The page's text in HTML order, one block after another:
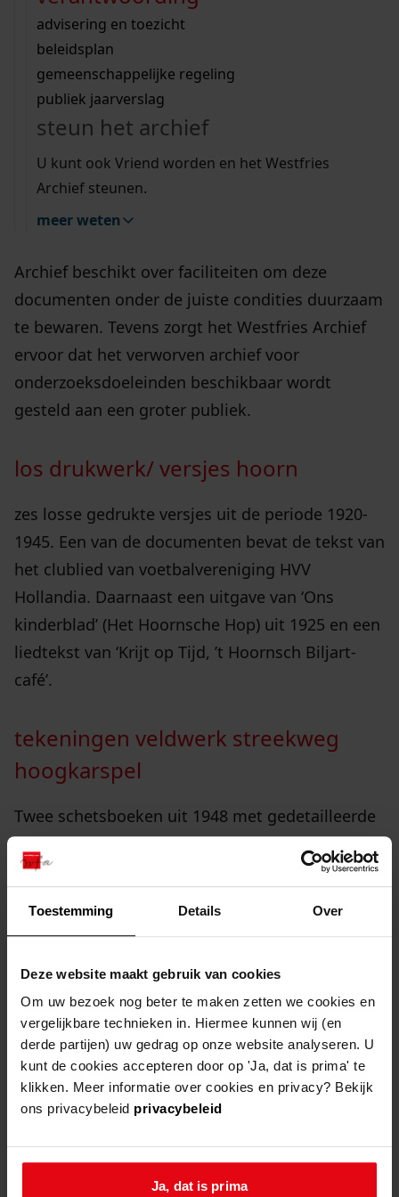
Toestemming Details Over
Deze website maakt gebruik van cookies
Om uw bezoek nog beter te maken zetten we cookies en
vergelijkbare technieken in. Hiermee kunnen wij (en
derde partijen) uw gedrag op onze website analyseren. U
kunt de cookies accepteren door op 'Ja, dat is prima' te
klikken. Meer informatie over cookies en privacy? Bekijk
ons privacybeleid privacybeleid
Ja, dat is prima
bouwvergunningen
omgevingsvergunningen
vergunningen
beeld en geluid
uitleg nodig?
Wij helpen u op weg met een aantal zoektips.
bekijk alle zoektips
Wij helpen u op weg met een aantal zoektips.
bekijk alle zoektips
bekijk ons geschiedenislokaal
advisering en toezicht
beleidsplan
gemeenschappelijke regeling
publiek jaarverslag
steun het archief
U kunt ook Vriend worden en het Westfries
Archief steunen.
meer weten
Het Westfries Archief krijgt regelmatig
schenkingen aangeboden. Soms door
organisaties zijn die hun archief willen
overdragen. Maar vaak zijn het particulieren die
foto’s of documenten aanbieden die vanwege
een historische waarde in een
Archief beschikt over faciliteiten om deze
documenten onder de juiste condities duurzaam
te bewaren. Tevens zorgt het Westfries Archief
ervoor dat het verworven archief voor
onderzoeksdoeleinden beschikbaar wordt
gesteld aan een groter publiek.
los drukwerk/ versjes hoorn
zes losse gedrukte versjes uit de periode 1920-
1945. Een van de documenten bevat de tekst van
het clublied van voetbalvereniging HVV
Hollandia. Daarnaast een uitgave van ‘Ons
kinderblad’ (Het Hoornsche Hop) uit 1925 en een
liedtekst van ‘Krijt op Tijd, ’t Hoornsch Biljart-
café’.
tekeningen veldwerk streekweg
hoogkarspel
Twee schetsboeken uit 1948 met gedetailleerde
plattegronden veldwerken aan de Streekweg
beginnende einde Hoogkarspel en gemeente
archief stichting kritisch
boombeheer enkhuizen
Administratie van deze stichting tussen de jaren
2001 en 2021.